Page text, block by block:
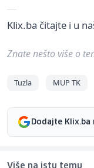
Klix.ba čitajte i u
Znate nešto više o
Tuzla MUP TK
Dodajte Klix.ba